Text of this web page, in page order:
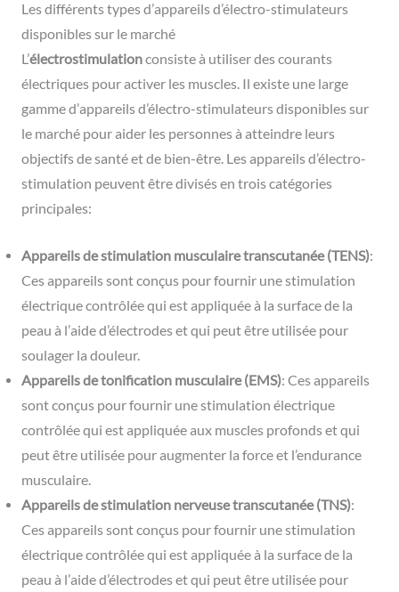
Les différents types d’appareils d’électro-stimulateurs
disponibles sur le marché
L’électrostimulationconsiste à utiliser des courants
électriques pour activer les muscles. Il existe une large
gamme d’appareils d’électro-stimulateurs disponibles sur
le marché pour aider les personnes à atteindre leurs
objectifs de santé et de bien-être. Les appareils d’électro-
stimulation peuvent être divisés en trois catégories
principales:
Appareils de stimulation musculaire transcutanée (TENS):
Ces appareils sont conçus pour fournir une stimulation
électrique contrôlée qui est appliquée à la surface de la
peau à l’aide d’électrodes et qui peut être utilisée pour
soulager la douleur.
Appareils de tonification musculaire (EMS): Ces appareils
sont conçus pour fournir une stimulation électrique
contrôlée qui est appliquée aux muscles profonds et qui
peut être utilisée pour augmenter la force et l’endurance
musculaire.
Appareils de stimulation nerveuse transcutanée (TNS):
Ces appareils sont conçus pour fournir une stimulation
électrique contrôlée qui est appliquée à la surface de la
peau à l’aide d’électrodes et qui peut être utilisée pour